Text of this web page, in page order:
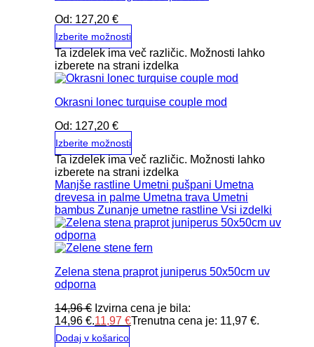
Od: 127,20 €
Izberite možnosti
Ta izdelek ima več različic. Možnosti lahko
izberete na strani izdelka
Okrasni lonec turquise couple mod
Od: 127,20 €
Izberite možnosti
Ta izdelek ima več različic. Možnosti lahko
izberete na strani izdelka
Manjše rastline Umetni pušpani Umetna
drevesa in palme Umetna trava Umetni
bambus Zunanje umetne rastline Vsi izdelki
Zelena stena praprot juniperus 50x50cm uv
odporna
14,96€ Izvirna cena je bila:
14,96 €.11,97 €Trenutna cena je: 11,97 €.
Dodaj v košarico